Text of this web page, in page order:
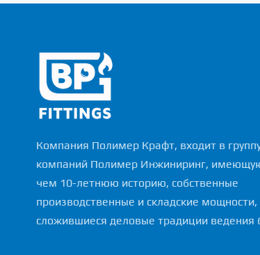
Компания Полимер Крафт, входит в
компаний Полимер Инжиниринг,
чем 10-летнюю историю, собственные
производственные и складские мощности,
сложившиеся деловые традиции ведения